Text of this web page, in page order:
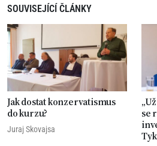
SOUVISEJÍCÍ ČLÁNKY
Jak dostat konzervatismus
do kurzu?
Juraj Skovajsa
se